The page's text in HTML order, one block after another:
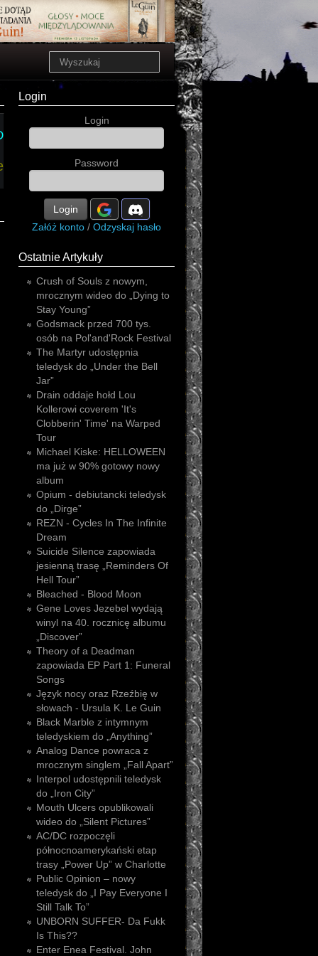
Login
Login
Password
Login
Załóż konto / Odzyskaj hasło
Ostatnie Artykuły
Crush of Souls z nowym,
mrocznym wideo do „Dying to
Stay Young”
Godsmack przed 700 tys.
osób na Pol'and'Rock Festival
The Martyr udostępnia
teledysk do „Under the Bell
Jar”
Drain oddaje hołd Lou
Kollerowi coverem 'It's
Clobberin' Time' na Warped
Tour
Michael Kiske: HELLOWEEN
ma już w 90% gotowy nowy
album
Opium - debiutancki teledysk
do „Dirge”
REZN - Cycles In The Infinite
Dream
Suicide Silence zapowiada
jesienną trasę „Reminders Of
Hell Tour”
Bleached - Blood Moon
Gene Loves Jezebel wydają
winyl na 40. rocznicę albumu
„Discover”
Theory of a Deadman
zapowiada EP Part 1: Funeral
Songs
Język nocy oraz Rzeźbię w
słowach - Ursula K. Le Guin
Black Marble z intymnym
teledyskiem do „Anything”
Analog Dance powraca z
mrocznym singlem „Fall Apart”
Interpol udostępnili teledysk
do „Iron City”
Mouth Ulcers opublikowali
wideo do „Silent Pictures”
AC/DC rozpoczęli
północnoamerykański etap
trasy „Power Up” w Charlotte
Public Opinion – nowy
teledysk do „I Pay Everyone I
Still Talk To”
UNBORN SUFFER- Da Fukk
Is This??
Enter Enea Festival. John